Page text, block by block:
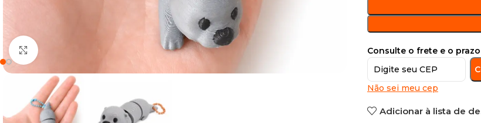
Consulte o frete e o
Não sei meu cep
Adicionar à lista de